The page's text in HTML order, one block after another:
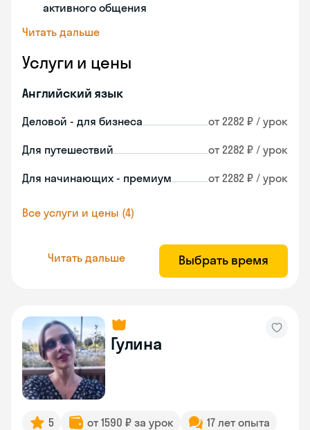
активного общения
Читать дальше
Услуги и цены
Английский язык
Деловой - для бизнеса от 2282 ₽ / урок
Для путешествий от 2282 ₽ / урок
Для начинающих - премиум от 2282 ₽ / урок
Все услуги и цены (4)
Читать дальше Выбрать время
Гулина
5 от 1590 ₽ за урок
17 лет опыта